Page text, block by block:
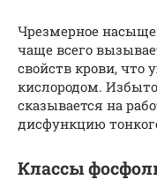
Чрезмерное
чаще всего
свойств крови, что
кислородом.
сказывается на
дисфункцию
Классы